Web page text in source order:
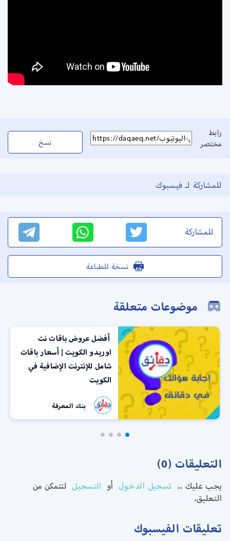
رابط
مختصر
نسخ
للمشاركة لـ فيسبوك
للمشاركة
نسخة للطباعة
موضوعات متعلقة
أفضل عروض باقات نت
اوريدو الكويت | أسعار باقات
شامل للإنترنت الإضافية في
الكويت
بنك المعرفة
التعليقات (0)
يجب عليك .. تسجيل الدخول أو التسجيل لتتمكن من
التعليق.
تعليقات الفيسبوك